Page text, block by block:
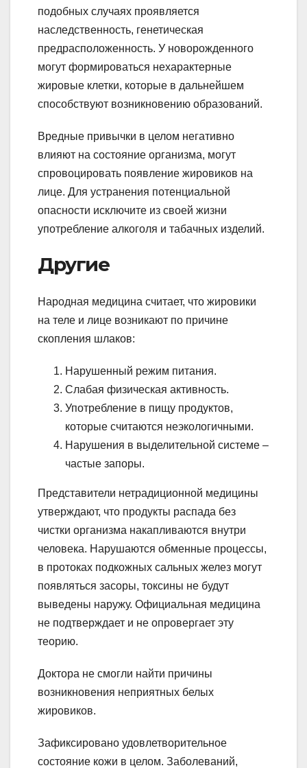
подобных случаях проявляется
наследственность, генетическая
предрасположенность. У новорожденного
могут формироваться нехарактерные
жировые клетки, которые в дальнейшем
способствуют возникновению образований.
Вредные привычки в целом негативно
влияют на состояние организма, могут
спровоцировать появление жировиков на
лице. Для устранения потенциальной
опасности исключите из своей жизни
употребление алкоголя и табачных изделий.
Другие
Народная медицина считает, что жировики
на теле и лице возникают по причине
скопления шлаков:
Нарушенный режим питания.
Слабая физическая активность.
Употребление в пищу продуктов,
которые считаются неэкологичными.
Нарушения в выделительной системе –
частые запоры.
Представители нетрадиционной медицины
утверждают, что продукты распада без
чистки организма накапливаются внутри
человека. Нарушаются обменные процессы,
в протоках подкожных сальных желез могут
появляться засоры, токсины не будут
выведены наружу. Официальная медицина
не подтверждает и не опровергает эту
теорию.
Доктора не смогли найти причины
возникновения неприятных белых
жировиков.
Зафиксировано удовлетворительное
состояние кожи в целом. Заболеваний,